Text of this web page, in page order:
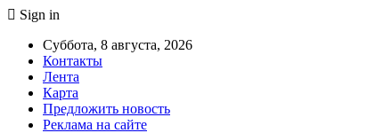
Sign in
Суббота, 8 августа, 2026
Контакты
Лента
Карта
Предложить новость
Реклама на сайте